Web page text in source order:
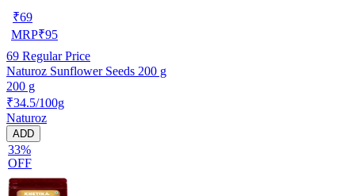
₹69
MRP₹95
69 Regular Price
Naturoz Sunflower Seeds 200 g
200 g
₹34.5/100g
Naturoz
ADD
33%
OFF